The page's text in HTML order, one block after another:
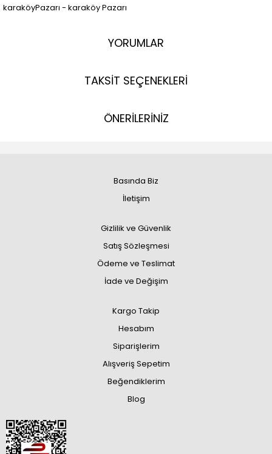
karaköyPazarı - karaköy Pazarı
YORUMLAR
TAKSİT SEÇENEKLERİ
ÖNERİLERİNİZ
Basında Biz
İletişim
Gizlilik ve Güvenlik
Satış Sözleşmesi
Ödeme ve Teslimat
İade ve Değişim
Kargo Takip
Hesabım
Siparişlerim
Alışveriş Sepetim
Beğendiklerim
Blog